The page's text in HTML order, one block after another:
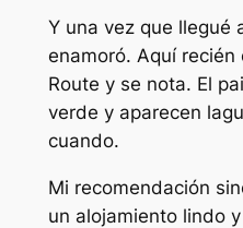
Y una vez que llegué
enamoró. Aquí recién
Route y se nota. El
verde y aparecen
cuando.
Mi recomendación
un alojamiento lindo